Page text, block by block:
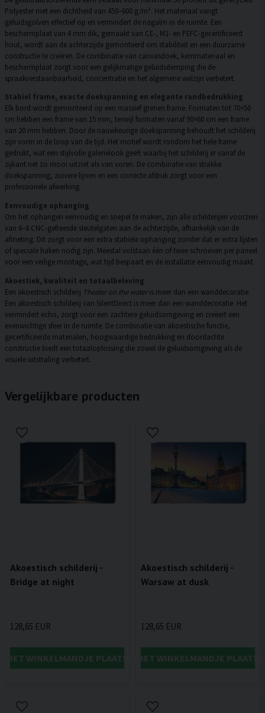
Polyester met een dichtheid van 450–600 g/m². Het materiaal vangt
geluidsgolven effectief op en vermindert de nagalm in de ruimte. Een
beschermplaat van 4 mm dik, gemaakt van CE-, M1- en PEFC-gecertificeerd
hout, wordt aan de achterzijde gemonteerd om stabiliteit en een duurzame
constructie te creëren. De combinatie van canvasdoek, kernmateriaal en
beschermplaat zorgt voor een gelijkmatige geluidsdemping die de
spraakverstaanbaarheid, concentratie en het algemene welzijn verbetert.
Stabiel frame, exacte doekspanning en elegante randbedrukking
Elk bord wordt gemonteerd op een massief grenen frame. Formaten tot 70×50
cm hebben een frame van 15 mm, terwijl formaten vanaf 90×60 cm een frame
van 20 mm hebben. Door de nauwkeurige doekspanning behoudt het schilderij
zijn vorm in de loop van de tijd. Het motief wordt rondom het hele frame
gedrukt, wat een stijlvolle galerielook geeft waarbij het schilderij er vanaf de
zijkant net zo mooi uitziet als van voren. De combinatie van strakke
doekspanning, zuivere lijnen en een correcte afdruk zorgt voor een
professionele afwerking.
Eenvoudige ophanging
Om het ophangen eenvoudig en soepel te maken, zijn alle schilderijen voorzien
van 6–8 CNC-gefreesde sleutelgaten aan de achterzijde, afhankelijk van de
afmeting. Dit zorgt voor een extra stabiele ophanging zonder dat er extra lijsten
of speciale haken nodig zijn. Meestal volstaan één of twee schroeven per paneel
voor een veilige montage, wat tijd bespaart en de installatie eenvoudig maakt.
Akoestiek, kwaliteit en totaalbeleving
Een akoestisch schilderij Theater on the wateris meer dan een wanddecoratie.
Een akoestisch schilderij van SilentDirect is meer dan een wanddecoratie. Het
vermindert echo, zorgt voor een zachtere geluidsomgeving en creëert een
evenwichtige sfeer in de ruimte. De combinatie van akoestische functie,
gecertificeerde materialen, hoogwaardige bedrukking en doordachte
constructie biedt een totaaloplossing die zowel de geluidsomgeving als de
visuele uitstraling verbetert.
Vergelijkbare producten
Akoestisch schilderij -
Bridge at night
128,65 EUR
HET WINKELMANDJE PLAATSEN
Akoestisch schilderij -
Warsaw at dusk
128,65 EUR
IN HET WINKELMANDJE